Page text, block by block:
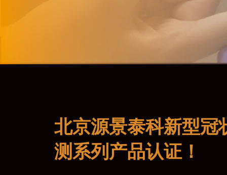
北京源景泰科新型冠
测系列产品认证！